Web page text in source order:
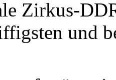
Zirkus-
und